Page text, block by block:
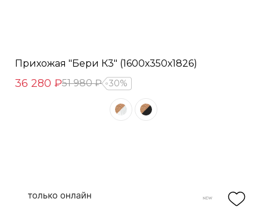
Прихожая "Бери К3" (1600х350х1826)
36 280 ₽51 980 ₽ 30%